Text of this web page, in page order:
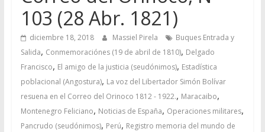
103 (28 Abr. 1821)
diciembre 18, 2018 Massiel Pirela
Buques Entrada y
Salida, Conmemoraciónes (19 de abril de 1810), Delgado
Francisco, El amigo de la justicia (seudónimos), Estadística
poblacional (Angostura), La voz del Libertador Simón Bolívar
resuena en el Correo del Orinoco 1812 - 1922., Maracaibo,
Montenegro Feliciano, Noticias de España, Operaciones militares,
Pancrudo (seudónimos), Perú, Registro memoria del mundo de